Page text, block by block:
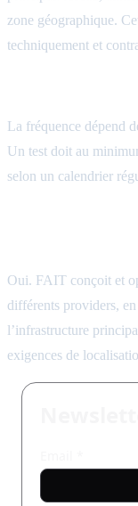
zone géographique.
techniquement et
La fréquence dépend
Un test doit au
selon un calendrier
Oui. FAIT conçoit et
différents providers,
l’infrastructure
exigences de